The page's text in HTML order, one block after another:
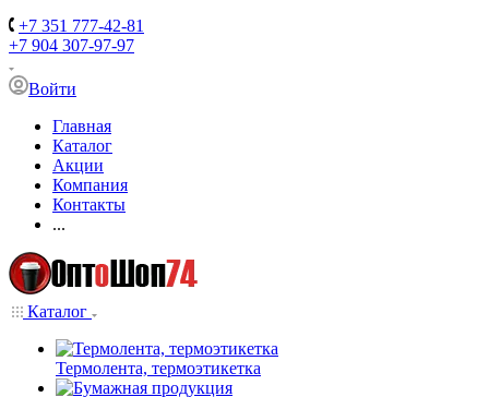
+7 351 777-42-81
+7 904 307-97-97
Войти
Главная
Каталог
Акции
Компания
Контакты
...
Каталог
Термолента, термоэтикетка